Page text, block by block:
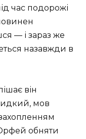
час подорожі
— і зараз же
назавжди в
він
мов
обняти